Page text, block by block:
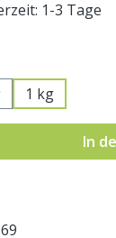
1-3 Tage
1 kg
denIn